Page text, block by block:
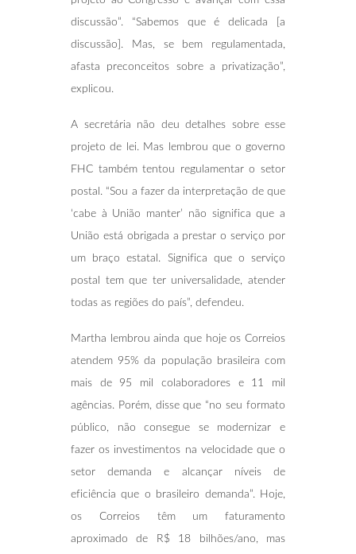
discussão”. “Sabemos que é delicada [a
discussão]. Mas, se bem regulamentada,
afasta preconceitos sobre a privatização”,
explicou.
A secretária não deu detalhes sobre esse
projeto de lei. Mas lembrou que o governo
FHC também tentou regulamentar o setor
postal. “Sou a fazer da interpretação de que
‘cabe à União manter’ não significa que a
União está obrigada a prestar o serviço por
um braço estatal. Significa que o serviço
postal tem que ter universalidade, atender
todas as regiões do país”, defendeu.
Martha lembrou ainda que hoje os Correios
atendem 95% da população brasileira com
mais de 95 mil colaboradores e 11 mil
agências. Porém, disse que “no seu formato
público, não consegue se modernizar e
fazer os investimentos na velocidade que o
setor demanda e alcançar níveis de
eficiência que o brasileiro demanda”. Hoje,
os Correios têm um faturamento
aproximado de R$ 18 bilhões/ano, mas